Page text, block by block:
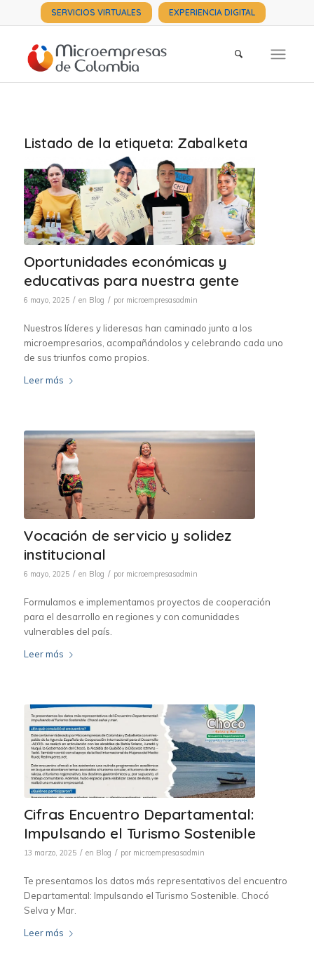
SERVICIOS VIRTUALES EXPERIENCIA DIGITAL
Listado de la etiqueta: Zabalketa
Oportunidades económicas y
educativas para nuestra gente
6 mayo, 2025 / en Blog / por microempresasadmin
Nuestros líderes y lideresas han caminado junto a los
microempresarios, acompañándolos y celebrando cada uno
de sus triunfos como propios.
Leer más
Vocación de servicio y solidez
institucional
6 mayo, 2025 / en Blog / por microempresasadmin
Formulamos e implementamos proyectos de cooperación
para el desarrollo en regiones y con comunidades
vulnerables del país.
Leer más
Cifras Encuentro Departamental:
Impulsando el Turismo Sostenible
13 marzo, 2025 / en Blog / por microempresasadmin
Te presentamos los datos más representativos del encuentro
Departamental: Impulsando el Turismo Sostenible. Chocó
Selva y Mar.
Leer más